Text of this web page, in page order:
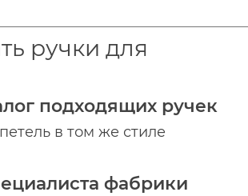
ручки для
подходящих ручек
в том же стиле
фабрики